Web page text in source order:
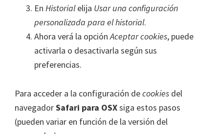
En Historialelija Usar una configuración
personalizada para el historial.
Ahora verá la opciónAceptar cookies, puede
activarla o desactivarla según sus
preferencias.
Para acceder a la configuración decookies del
navegadorSafari para OSXsiga estos pasos
(pueden variar en función de la versión del